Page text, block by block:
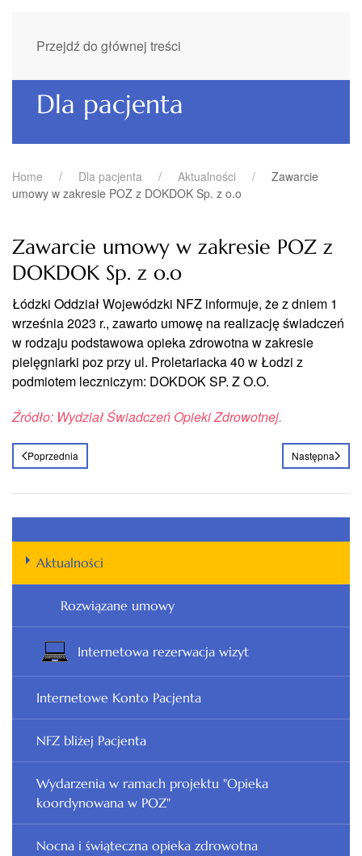
Przejdź do głównej treści
Dla pacjenta
Home Dla pacjenta Aktualności
Zawarcie
umowy w zakresie POZ z DOKDOK Sp. z o.o
Zawarcie umowy w zakresie POZ z
DOKDOK Sp. z o.o
Łódzki Oddział Wojewódzki NFZ informuje, że z dniem 1
września 2023 r., zawarto umowę na realizację świadczeń
w rodzaju podstawowa opieka zdrowotna w zakresie
pielęgniarki poz przy ul. Proletariacka 40 w Łodzi z
podmiotem leczniczym: DOKDOK SP. Z O.O.
Źródło: Wydział Świadczeń Opieki Zdrowotnej.
Poprzednia Następna
Aktualności
Rozwiązane umowy
Internetowa rezerwacja wizyt
Internetowe Konto Pacjenta
NFZ bliżej Pacjenta
Wydarzenia w ramach projektu "Opieka
koordynowana w POZ"
Nocna i świąteczna opieka zdrowotna